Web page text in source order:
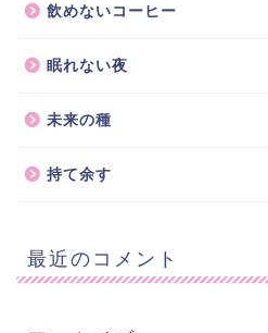
飲めないコーヒー
眠れない夜
未来の種
持て余す
最近のコメント